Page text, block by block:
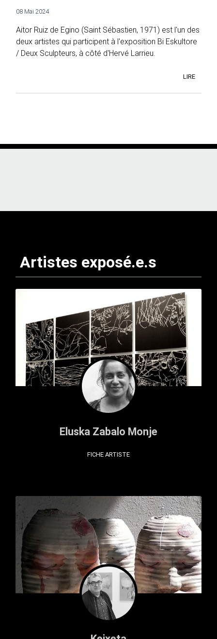
08 Mai 2024
Aitor Ruiz de Egino (Saint Sébastien, 1971) est l'un des
deux artistes qui participent à l'exposition Bi Eskultore
/ Deux Sculpteurs, à côté d'Hervé Larrieu.
LIRE
Artistes exposé.e.s
Eluska Zabalo Monje
FICHE ARTISTE